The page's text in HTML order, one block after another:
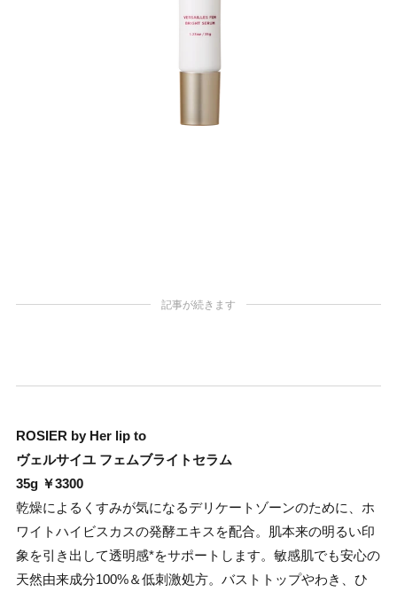
記事が続きます
ROSIER by Her lip to
ヴェルサイユ フェムブライトセラム
35g ￥3300
乾燥によるくすみが気になるデリケートゾーンのために、ホ
ワイトハイビスカスの発酵エキスを配合。肌本来の明るい印
象を引き出して透明感*をサポートします。敏感肌でも安心の
天然由来成分100%＆低刺激処方。バストトップやわき、ひ